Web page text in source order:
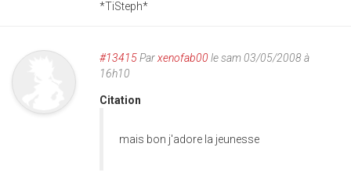
*TiSteph*
#13415Parxenofab00 le sam 03/05/2008 à
16h10
Citation
mais bon j'adore la jeunesse